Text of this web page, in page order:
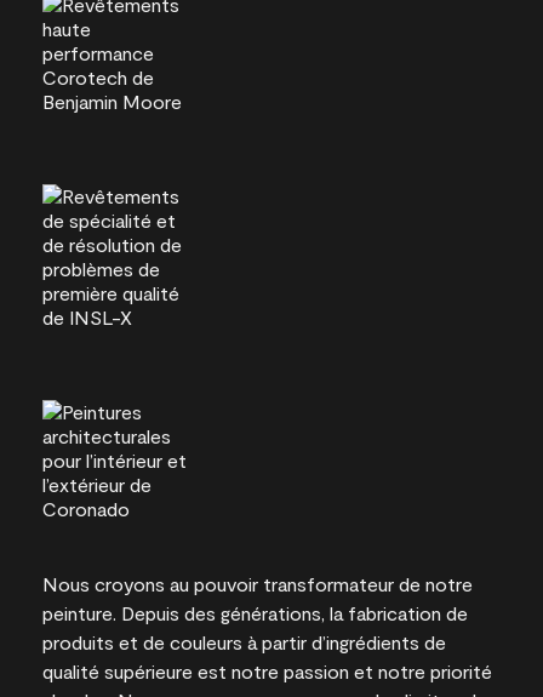
Nous croyons au pouvoir transformateur de notre
peinture. Depuis des générations, la fabrication de
produits et de couleurs à partir d’ingrédients de
qualité supérieure est notre passion et notre priorité